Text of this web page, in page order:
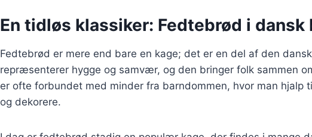
En tidløs klassiker: Fedtebrød i dansk
Fedtebrød er mere end bare en kage; det er en del af den
repræsenterer hygge og samvær, og den bringer folk sammen
er ofte forbundet med minder fra barndommen, hvor man hjalp
og dekorere.